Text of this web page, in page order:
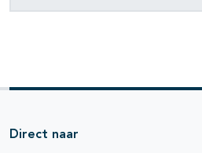
Direct naar